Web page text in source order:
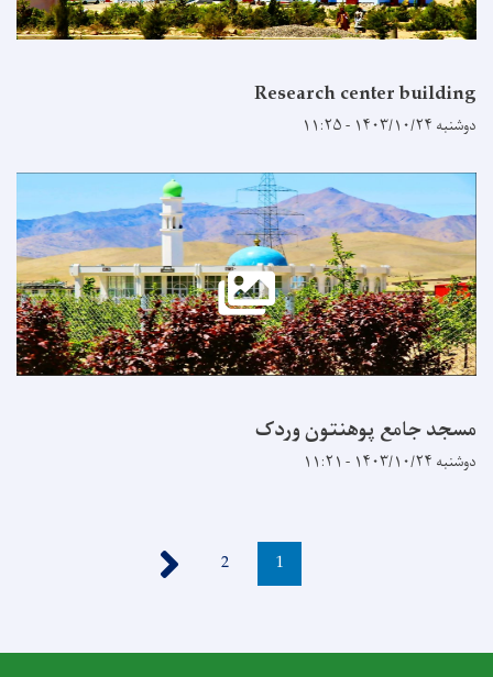
Research center building
دوشنبه ۱۴۰۳/۱۰/۲۴ - ۱۱:۲۵
مسجد جامع پوهنتون وردک
دوشنبه ۱۴۰۳/۱۰/۲۴ - ۱۱:۲۱
Current
1
Page
2